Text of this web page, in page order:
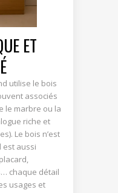
ET
utilise le bois
associés
le marbre ou la
riche et
Le bois n’est
est aussi
chaque détail
usages et